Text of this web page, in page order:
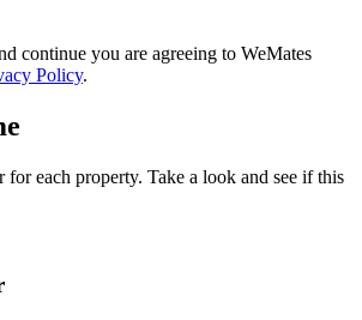
continue you are agreeing to WeMates
Policy.
each property. Take a look and see if this